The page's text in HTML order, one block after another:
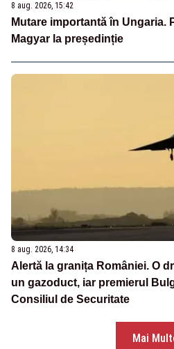
8 aug. 2026, 15:42
Mutare importantă în Ungaria.
Magyar la președinție
8 aug. 2026, 14:34
Alertă la granița României. O
un gazoduct, iar premierul
Consiliul de Securitate
Mai